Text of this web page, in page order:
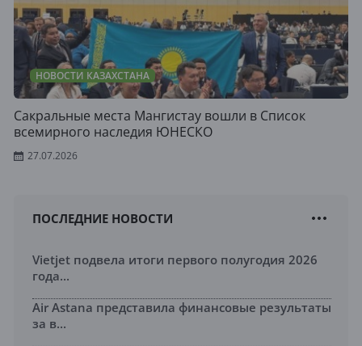
НОВОСТИ КАЗАХСТАНА
Сакральные места Мангистау вошли в Список
всемирного наследия ЮНЕСКО
27.07.2026
ПОСЛЕДНИЕ НОВОСТИ
Vietjet подвела итоги первого полугодия 2026
года...
Air Astana представила финансовые результаты
за в...